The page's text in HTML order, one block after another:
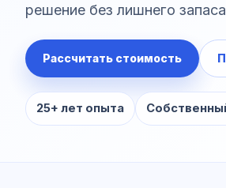
решение без лишнего
Рассчитать стоимость
25+ лет опыта